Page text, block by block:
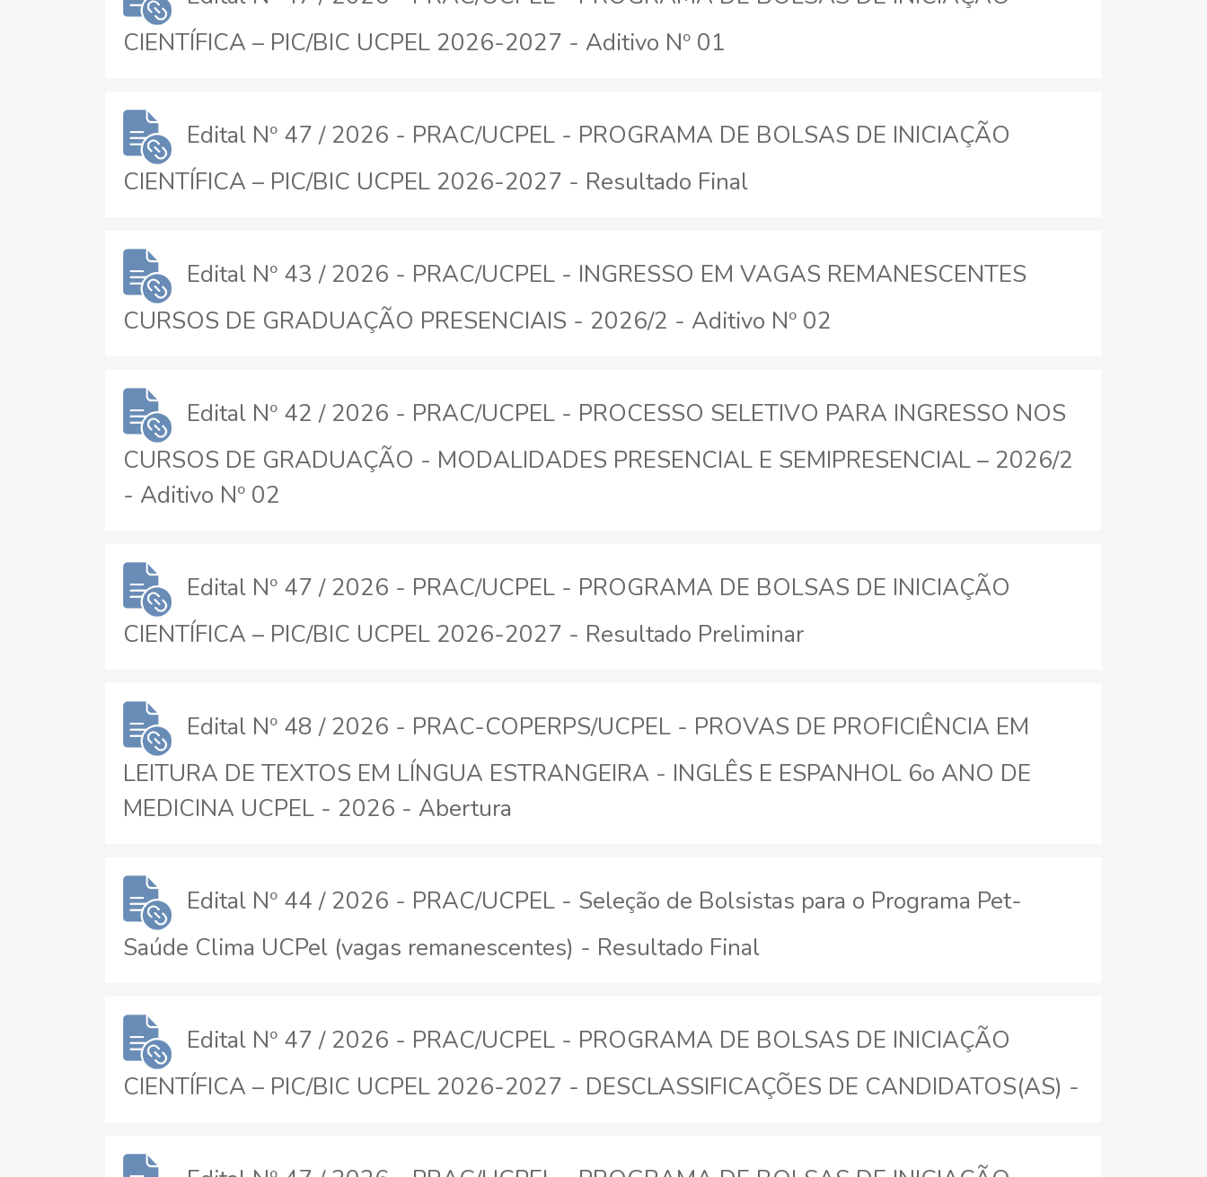
CIENTÍFICA – PIC/BIC UCPEL 2026-2027 - Aditivo Nº 01
Edital Nº 47 / 2026 - PRAC/UCPEL - PROGRAMA DE BOLSAS DE INICIAÇÃO
CIENTÍFICA – PIC/BIC UCPEL 2026-2027 - Resultado Final
Edital Nº 43 / 2026 - PRAC/UCPEL - INGRESSO EM VAGAS REMANESCENTES
CURSOS DE GRADUAÇÃO PRESENCIAIS - 2026/2 - Aditivo Nº 02
Edital Nº 42 / 2026 - PRAC/UCPEL - PROCESSO SELETIVO PARA INGRESSO NOS
CURSOS DE GRADUAÇÃO - MODALIDADES PRESENCIAL E SEMIPRESENCIAL – 2026/2
- Aditivo Nº 02
Edital Nº 47 / 2026 - PRAC/UCPEL - PROGRAMA DE BOLSAS DE INICIAÇÃO
CIENTÍFICA – PIC/BIC UCPEL 2026-2027 - Resultado Preliminar
Edital Nº 48 / 2026 - PRAC-COPERPS/UCPEL - PROVAS DE PROFICIÊNCIA EM
LEITURA DE TEXTOS EM LÍNGUA ESTRANGEIRA - INGLÊS E ESPANHOL 6o ANO DE
MEDICINA UCPEL - 2026 - Abertura
Edital Nº 44 / 2026 - PRAC/UCPEL - Seleção de Bolsistas para o Programa Pet-
Saúde Clima UCPel (vagas remanescentes) - Resultado Final
Edital Nº 47 / 2026 - PRAC/UCPEL - PROGRAMA DE BOLSAS DE INICIAÇÃO
CIENTÍFICA – PIC/BIC UCPEL 2026-2027 - DESCLASSIFICAÇÕES DE CANDIDATOS(AS) -